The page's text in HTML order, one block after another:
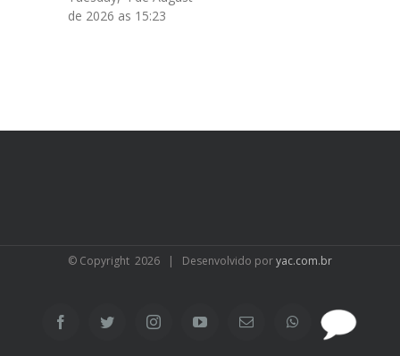
de 2026 as 15:23
© Copyright 2026 | Desenvolvido poryac.com.br
FacebookTwitter InstagramYouTubeEmail WhatsApp
SAC